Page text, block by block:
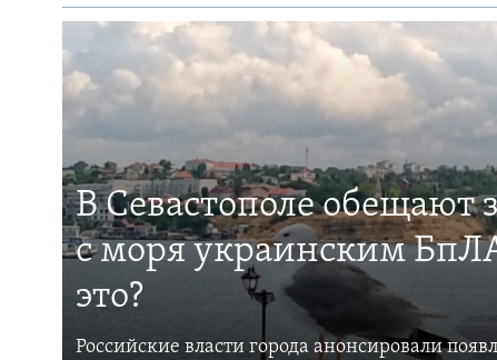
В Севастополе обещают
с моря украинским
это?
Российские власти города анонсировали